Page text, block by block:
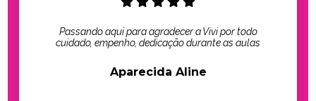
Passando aqui para agradecer a Vivi por todo
cuidado, empenho, dedicação durante as aulas
Aparecida Aline